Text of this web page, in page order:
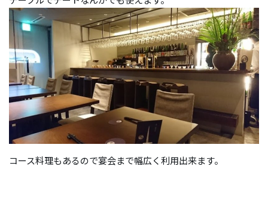
コース料理もあるので宴会まで幅広く利用出来ます。